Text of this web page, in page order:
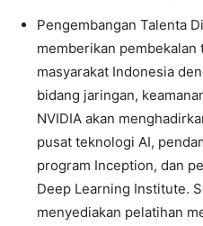
Pengembangan Talenta
memberikan pembekalan
masyarakat Indonesia
bidang jaringan,
NVIDIA akan
pusat teknologi AI,
program Inception, dan
Deep Learning Institute.
menyediakan pelatihan